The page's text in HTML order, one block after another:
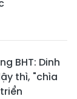
BHT: Dinh
thì, "chìa